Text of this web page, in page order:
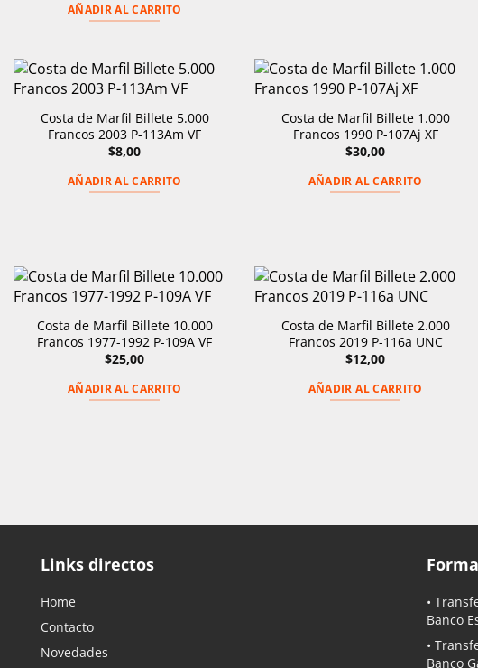
AÑADIR AL CARRITO
Costa de Marfil Billete 5.000
Francos 2003 P-113Am VF
$8,00
AÑADIR AL CARRITO
Costa de Marfil Billete 1.000
Francos 1990 P-107Aj XF
$30,00
AÑADIR AL CARRITO
Costa de Marfil Billete 10.000
Francos 1977-1992 P-109A VF
$25,00
AÑADIR AL CARRITO
Costa de Marfil Billete 2.000
Francos 2019 P-116a UNC
$12,00
AÑADIR AL CARRITO
Links directos
Home
Contacto
Novedades
•
Banco
•
Banco